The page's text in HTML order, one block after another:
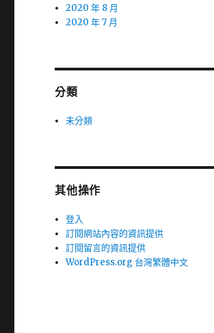
2020 年 8 月
2020 年 7 月
分類
未分類
其他操作
登入
訂閱網站內容的資訊提供
訂閱留言的資訊提供
WordPress.org 台灣繁體中文